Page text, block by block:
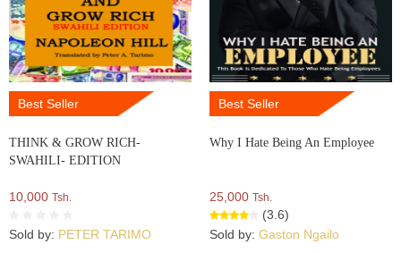
Best Seller
THINK & GROW RICH-
SWAHILI- EDITION
10,000 Tsh.
Sold by: PETER TARIMO
Best Seller
Why I Hate Being An Employee
25,000 Tsh.
(3.6)
Sold by: Gaston Ngailo